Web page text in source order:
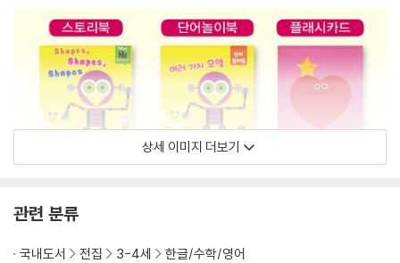
상세 이미지 더보기
관련 분류
국내도서 전집 3-4세 한글/수학/영어